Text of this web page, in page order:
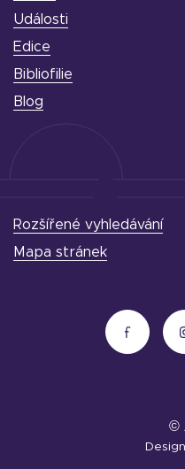
Události
Edice
Bibliofilie
Blog
Rozšířené vyhledávání
Mapa stránek
©